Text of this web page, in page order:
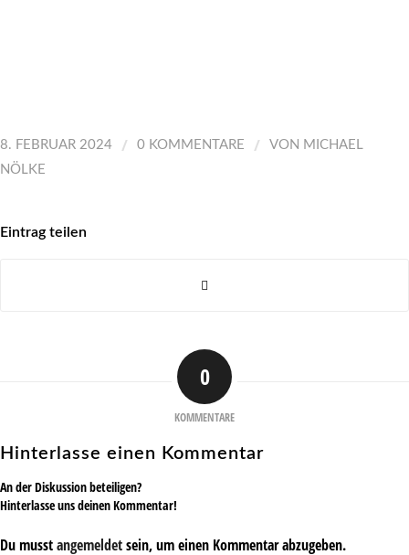
8. FEBRUAR 2024 / 0 KOMMENTARE / VON MICHAEL
NÖLKE
Eintrag teilen
0
KOMMENTARE
Hinterlasse einen Kommentar
An der Diskussion beteiligen?
Hinterlasse uns deinen Kommentar!
Du musstangemeldetsein, um einen Kommentar abzugeben.